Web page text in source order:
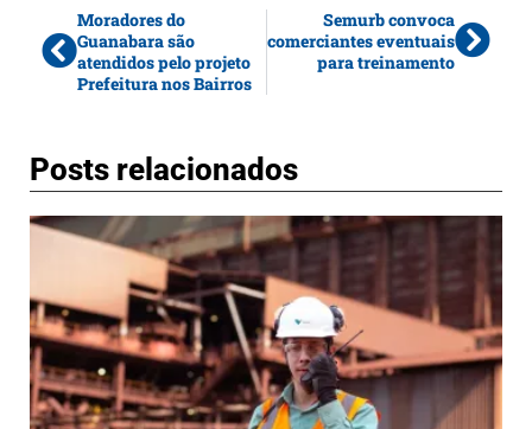
Moradores do
Guanabara são
atendidos pelo projeto
Prefeitura nos Bairros
Semurb convoca
comerciantes eventuais
para treinamento
Posts relacionados